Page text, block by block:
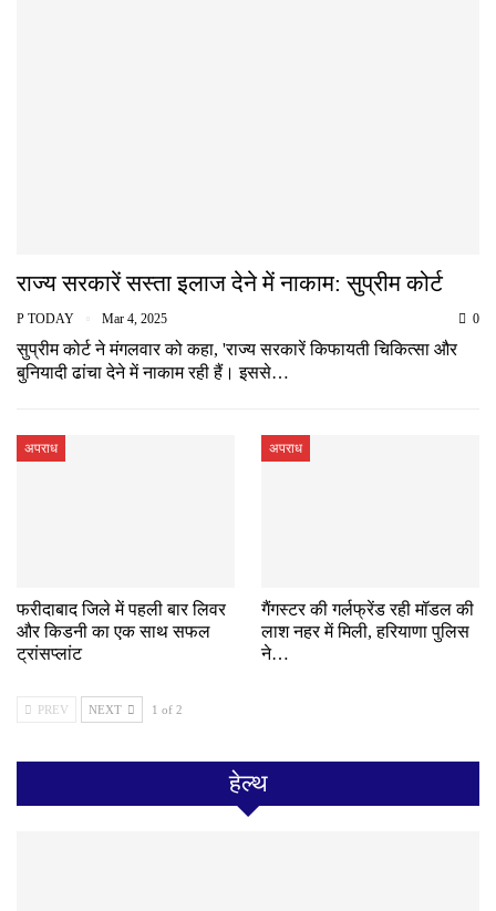
राज्य सरकारें सस्ता इलाज देने में नाकाम: सुप्रीम कोर्ट
P TODAY Mar 4, 2025 0
सुप्रीम कोर्ट ने मंगलवार को कहा, 'राज्य सरकारें किफायती चिकित्सा और
बुनियादी ढांचा देने में नाकाम रही हैं। इससे…
अपराध
फरीदाबाद जिले में पहली बार लिवर
और किडनी का एक साथ सफल
ट्रांसप्लांट
अपराध
गैंगस्टर की गर्लफ्रेंड रही मॉडल की
लाश नहर में मिली, हरियाणा पुलिस
ने…
PREV NEXT 1 of 2
हेल्थ